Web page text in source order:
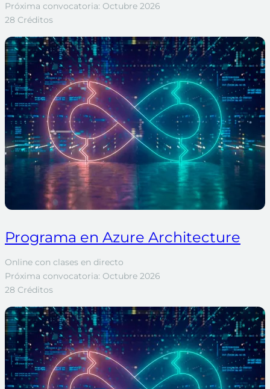
Próxima convocatoria: Octubre 2026
28 Créditos
Programa en Azure Architecture
Online con clases en directo
Próxima convocatoria: Octubre 2026
28 Créditos